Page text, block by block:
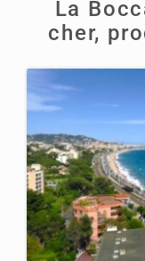
La
cher,